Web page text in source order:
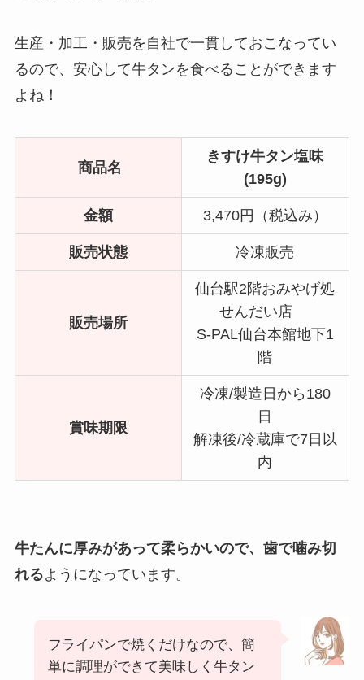
生産・加工・販売を自社で一貫しておこなってい
るので、安心して牛タンを食べることができます
よね！
商品名
きすけ牛タン塩味
(195g)
金額 3,470円（税込み）
販売状態 冷凍販売
販売場所
仙台駅2階おみやげ処
せんだい店
S-PAL仙台本館地下1
階
賞味期限
冷凍/製造日から180
日
解凍後/冷蔵庫で7日以
内
牛たんに厚みがあって柔らかいので、歯で噛み切
れるようになっています。
フライパンで焼くだけなので、簡
単に調理ができて美味しく牛タン